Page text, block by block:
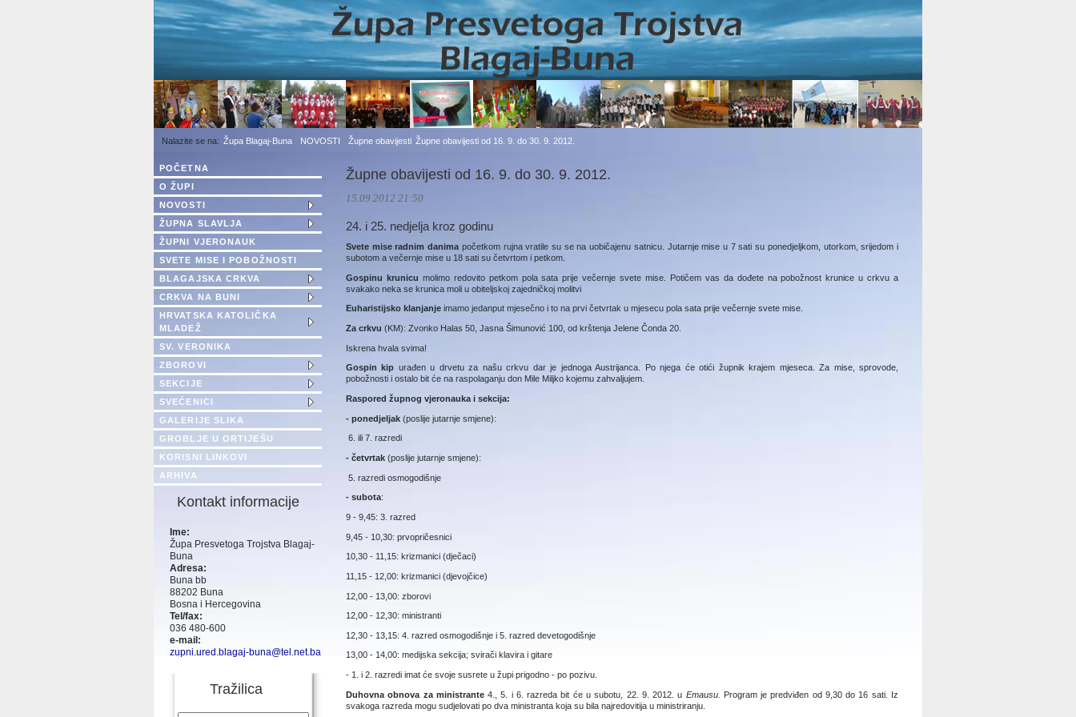
Župa Blagaj-Buna NOVOSTI Župne obavijesti Župne obavijesti od 16. 9. do 30. 9. 2012.
Župne obavijesti od 16. 9. do 30. 9. 2012.
15.09.2012 21:50
24. i 25. nedjelja kroz godinu
Svete mise radnim danima početkom rujna vratile su se na uobičajenu satnicu. Jutarnje mise u 7 sati su ponedjeljkom, utorkom, srijedom i
subotom a večernje mise u 18 sati su četvrtom i petkom.
Gospinu krunicu molimo redovito petkom pola sata prije večernje svete mise. Potičem vas da dođete na pobožnost krunice u crkvu a
svakako neka se krunica moli u obiteljskoj zajedničkoj molitvi
Euharistijsko klanjanje imamo jedanput mjesečno i to na prvi četvrtak u mjesecu pola sata prije večernje svete mise.
Za crkvu (KM): Zvonko Halas 50, Jasna Šimunović 100, od krštenja Jelene Čonda 20.
Iskrena hvala svima!
Gospin kip urađen u drvetu za našu crkvu dar je jednoga Austrijanca. Po njega će otići župnik krajem mjeseca. Za mise, sprovode,
pobožnosti i ostalo bit će na raspolaganju don Mile Miljko kojemu zahvaljujem.
Raspored župnog vjeronauka i sekcija:
- ponedjeljak (poslije jutarnje smjene):
6. ili 7. razredi
- četvrtak (poslije jutarnje smjene):
5. razredi osmogodišnje
- subota:
9 - 9,45: 3. razred
9,45 - 10,30: prvopričesnici
10,30 - 11,15: krizmanici (dječaci)
11,15 - 12,00: krizmanici (djevojčice)
12,00 - 13,00: zborovi
12,00 - 12,30: ministranti
12,30 - 13,15: 4. razred osmogodišnje i 5. razred devetogodišnje
13,00 - 14,00: medijska sekcija; svirači klavira i gitare
- 1. i 2. razredi imat će svoje susrete u župi prigodno - po pozivu.
Duhovna obnova za ministrante4., 5. i 6. razreda bit će u subotu, 22. 9. 2012. u Emausu. Program je predviđen od 9,30 do 16 sati. Iz
svakoga razreda mogu sudjelovati po dva ministranta koja su bila najredovitija u ministriranju.
POČETNA
O ŽUPI
NOVOSTI
ŽUPNA SLAVLJA
ŽUPNI VJERONAUK
SVETE MISE I POBOŽNOSTI
BLAGAJSKA CRKVA
CRKVA NA BUNI
HRVATSKA KATOLIČKA
MLADEŽ
SV. VERONIKA
ZBOROVI
SEKCIJE
SVEĆENICI
GALERIJE SLIKA
GROBLJE U ORTIJEŠU
KORISNI LINKOVI
ARHIVA
Kontakt informacije
Ime:
Župa Presvetoga Trojstva Blagaj-
Buna
Adresa:
Buna bb
88202 Buna
Bosna i Hercegovina
Tel/fax:
036 480-600
e-mail:
zupni.ured.blagaj-buna@tel.net.ba
Tražilica